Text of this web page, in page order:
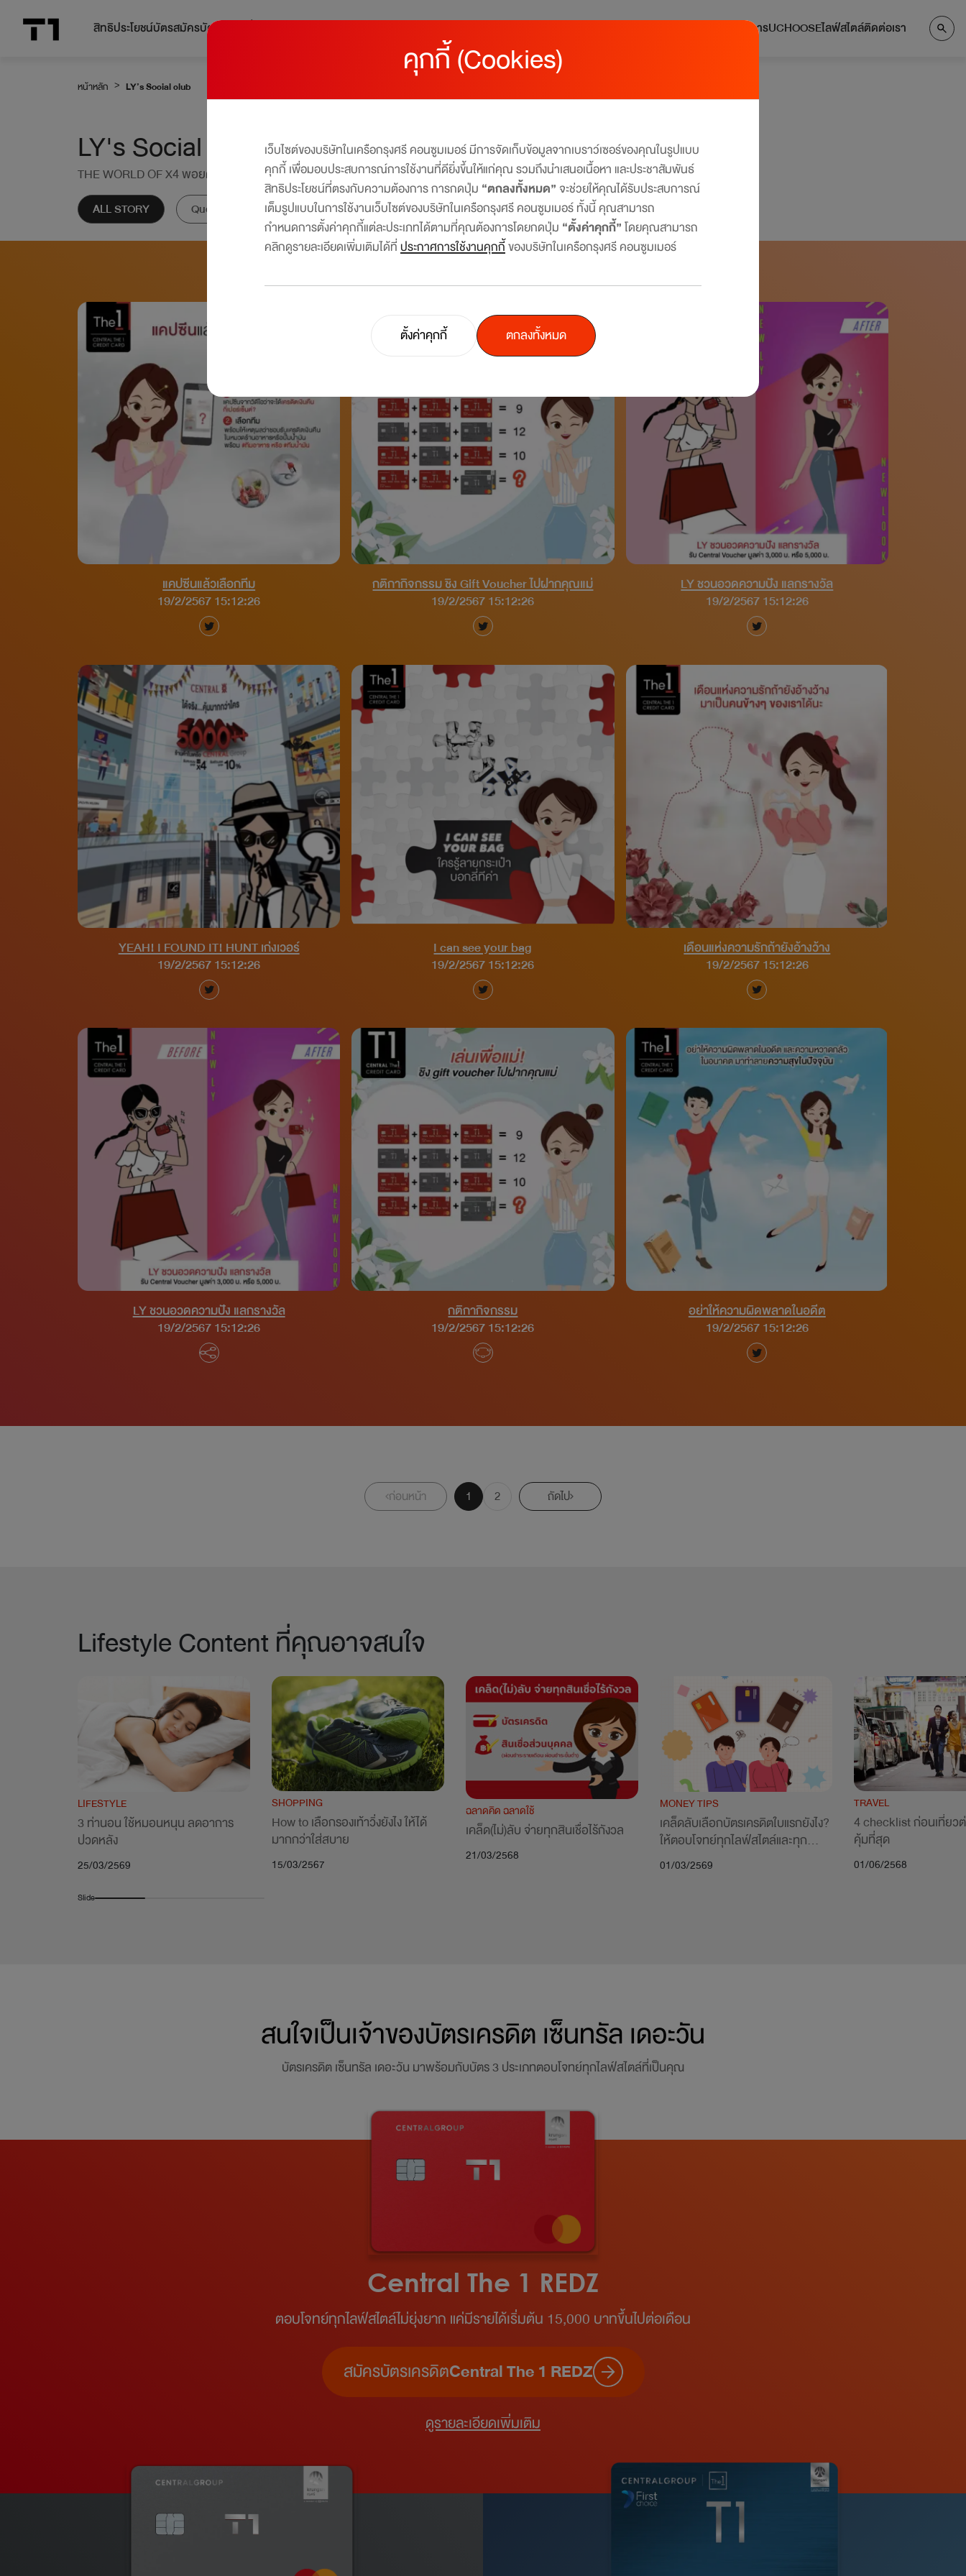
สิทธิประโยชน์บัตรสมัครบัตร บริการUCHOOSEไลฟ์สไตล์ติดต่อเรา
หน้าหลัก LY’s Social club
LY's Social club
THE WORLD OF X4 พอยต์คูณ 4 ชีวิตก็ใช้ได้คูณ 4 BECAUSE I HAVE CENTRAL THE 1 CREDIT CARD
ALL STORY Quote of the day Hooray! It’s time for giveaway
แคปซีนแล้วเลือกทีม
19/2/2567 15:12:26
กติกากิจกรรม ชิง Gift Voucher ไปฝากคุณแม่
19/2/2567 15:12:26
LY ชวนอวดความปัง แลกรางวัล
19/2/2567 15:12:26
YEAH! I FOUND IT! HUNT เก่งเวอร์
19/2/2567 15:12:26
I can see your bag
19/2/2567 15:12:26
เดือนแห่งความรักถ้ายังอ้างว้าง
19/2/2567 15:12:26
LY ชวนอวดความปัง แลกรางวัล
19/2/2567 15:12:26
กติกากิจกรรม
19/2/2567 15:12:26
อย่าให้ความผิดพลาดในอดีต
19/2/2567 15:12:26
ก่อนหน้า 1 2 ถัดไป
Lifestyle Content ที่คุณอาจสนใจ
LIFESTYLE
3 ท่านอน ใช้หมอนหนุน ลดอาการ
ปวดหลัง
25/03/2569
SHOPPING
How to เลือกรองเท้าวิ่งยังไง ให้ได้
มากกว่าใส่สบาย
15/03/2567
ฉลาดคิด ฉลาดใช้
เคล็ด(ไม่)ลับ จ่ายทุกสินเชื่อไร้กังวล
21/03/2568
MONEY TIPS
เคล็ดลับเลือกบัตรเครดิตใบแรกยังไง?
ให้ตอบโจทย์ทุกไลฟ์สไตล์และทุก
ความคุ้มค่า
01/03/2569
TRAVEL
4 checklist ก่อนเที่ยวต่
คุ้มที่สุด
01/06/2568
Slide
สนใจเป็นเจ้าของบัตรเครดิตเซ็นทรัล เดอะวัน
บัตรเครดิต เซ็นทรัล เดอะวัน มาพร้อมกับบัตร3 ประเภทตอบโจทย์ทุกไลฟ์สไตล์ที่เป็นคุณ
Central The 1 REDZ
ตอบโจทย์ทุกไลฟ์สไตล์ไม่ยุ่งยาก แค่มีรายได้เริ่มต้น 15,000 บาทขึ้นไปต่อเดือน​
สมัครบัตรเครดิตCentral The 1 REDZ
ดูรายละเอียดเพิ่มเติม
คุกกี้ (Cookies)
เว็บไซต์ของบริษัทในเครือกรุงศรี คอนซูมเมอร์ มีการจัดเก็บข้อมูลจากเบราว์เซอร์ของคุณในรูปแบบ
คุกกี้ เพื่อมอบประสบการณ์การใช้งานที่ดียิ่งขึ้นให้แก่คุณ รวมถึงนำเสนอเนื้อหา และประชาสัมพันธ์
สิทธิประโยชน์ที่ตรงกับความต้องการ การกดปุ่ม “ตกลงทั้งหมด”จะช่วยให้คุณได้รับประสบการณ์
เต็มรูปแบบในการใช้งานเว็บไซต์ของบริษัทในเครือกรุงศรี คอนซูมเมอร์ ทั้งนี้ คุณสามารถ
กำหนดการตั้งค่าคุกกี้แต่ละประเภทได้ตามที่คุณต้องการโดยกดปุ่ม “ตั้งค่าคุกกี้”โดยคุณสามารถ
คลิกดูรายละเอียดเพิ่มเติมได้ที่ ประกาศการใช้งานคุกกี้ของบริษัทในเครือกรุงศรี คอนซูมเมอร์
ตั้งค่าคุกกี้ ตกลงทั้งหมด